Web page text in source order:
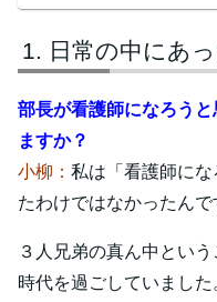
日常の中にあ
部長が看護師になろう
ますか？
小柳： 私は「看護師に
たわけではなかったんで
３人兄弟の真ん中とい
時代を過ごしていました